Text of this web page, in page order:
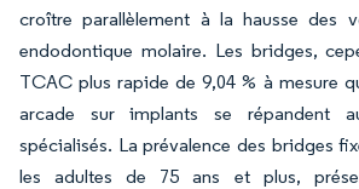
croître parallèlement à la hausse des
endodontique molaire. Les bridges,
TCAC plus rapide de 9,04 % à mesure
arcade sur implants se répandent
spécialisés. La prévalence des bridges
les adultes de 75 ans et plus,